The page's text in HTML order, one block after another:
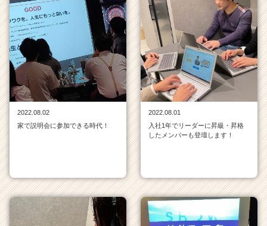
r
2022.08.02
家で説明会に参加できる時代！
2022.08.01
入社1年でリーダーに昇級・昇格
したメンバーも登壇します！